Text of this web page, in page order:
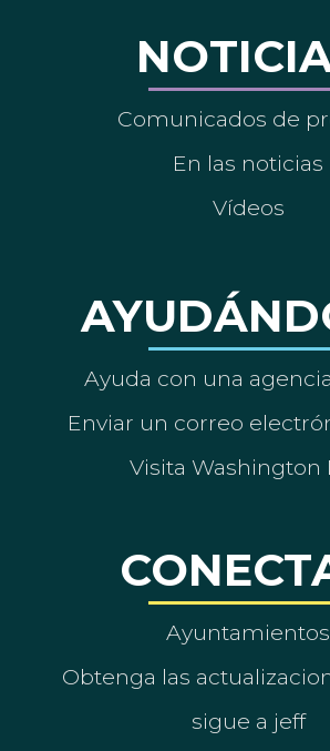
Comunicados de
En las noticias
Vídeos
Ayuda con una
Enviar un correo
Visita Washington
Ayuntamientos
Obtenga las
sigue a jeff